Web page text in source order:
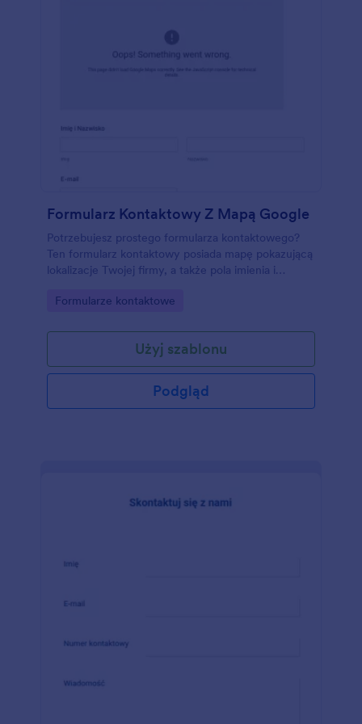
Formularz Kontaktowy Z Mapą Google
Potrzebujesz prostego formularza kontaktowego?
Ten formularz kontaktowy posiada mapę pokazującą
lokalizacje Twojej firmy, a także pola imienia i
Go to Category:
Formularze kontaktowe
Użyj szablonu
Podgląd